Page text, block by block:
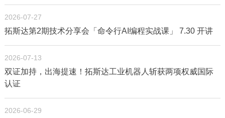
2026-07-27
拓斯达第2期技术分享会「命令行AI编程实战课」 7.30 开讲
2026-07-13
双证加持，出海提速！拓斯达工业机器人斩获两项权威国际
认证
2026-06-29